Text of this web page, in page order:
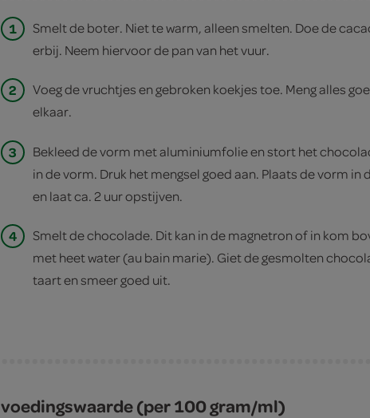
1
Smelt de boter. Niet te warm, alleen smelten. Doe de
erbij. Neem hiervoor de pan van het vuur.
2
Voeg de vruchtjes en gebroken koekjes toe. Meng alles
elkaar.
3
Bekleed de vorm met aluminiumfolie en stort het
in de vorm. Druk het mengsel goed aan. Plaats de vorm in
en laat ca. 2 uur opstijven.
4
Smelt de chocolade. Dit kan in de magnetron of in kom
met heet water (au bain marie). Giet de gesmolten
taart en smeer goed uit.
voedingswaarde (per 100 gram/ml)